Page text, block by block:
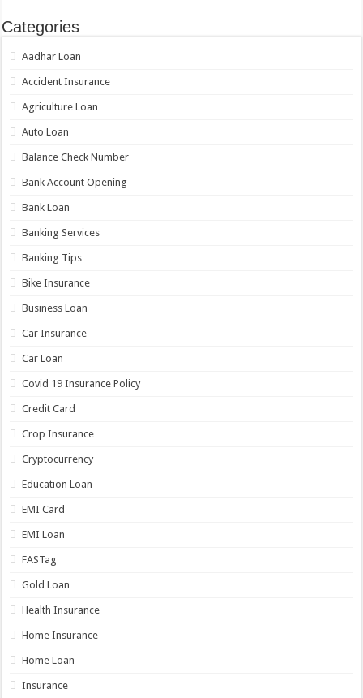
Categories
Aadhar Loan
Accident Insurance
Agriculture Loan
Auto Loan
Balance Check Number
Bank Account Opening
Bank Loan
Banking Services
Banking Tips
Bike Insurance
Business Loan
Car Insurance
Car Loan
Covid 19 Insurance Policy
Credit Card
Crop Insurance
Cryptocurrency
Education Loan
EMI Card
EMI Loan
FASTag
Gold Loan
Health Insurance
Home Insurance
Home Loan
Insurance